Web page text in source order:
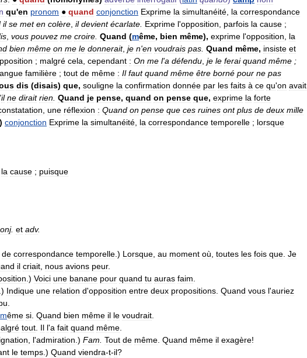
qu'en pronom ● quand conjonction Exprime la simultanéité, la correspondance
il se met en colère, il devient écarlate. Exprime l'opposition, parfois la cause ;
, vous pouvez me croire. Quand (même, bien même), exprime l'opposition, la
bien même on me le donnerait, je n'en voudrais pas. Quand même, insiste et
; malgré cela, cependant : On me l'a défendu, je le ferai quand même ;
familière ; tout de même : Il faut quand même être borné pour ne pas
dis (disais) que, souligne la confirmation donnée par les faits à ce qu'on avait
'il ne dirait rien. Quand je pense, quand on pense que, exprime la forte
, une réflexion : Quand on pense que ces ruines ont plus de deux mille
) conjonction Exprime la simultanéité, la correspondance temporelle ; lorsque
la cause ; puisque
. et adv.
de correspondance temporelle.) Lorsque, au moment où, toutes les fois que. Je
il criait, nous avions peur.
.) Voici une banane pour quand tu auras faim.
.) Indique une relation d'opposition entre deux propositions. Quand vous l'auriez
.
même si. Quand bien même il le voudrait.
tout. Il l'a fait quand même.
, l'admiration.) Fam. Tout de même. Quand même il exagère!
le temps.) Quand viendra-t-il?